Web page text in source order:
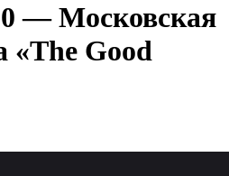
— Московская
«The Good